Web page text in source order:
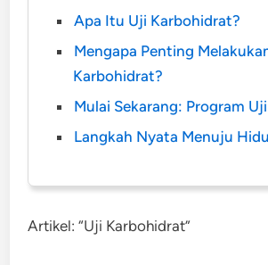
Apa Itu Uji Karbohidrat?
Mengapa Penting
Karbohidrat?
Mulai Sekarang: Program
Langkah Nyata Menuju
Artikel: “Uji Karbohidrat”